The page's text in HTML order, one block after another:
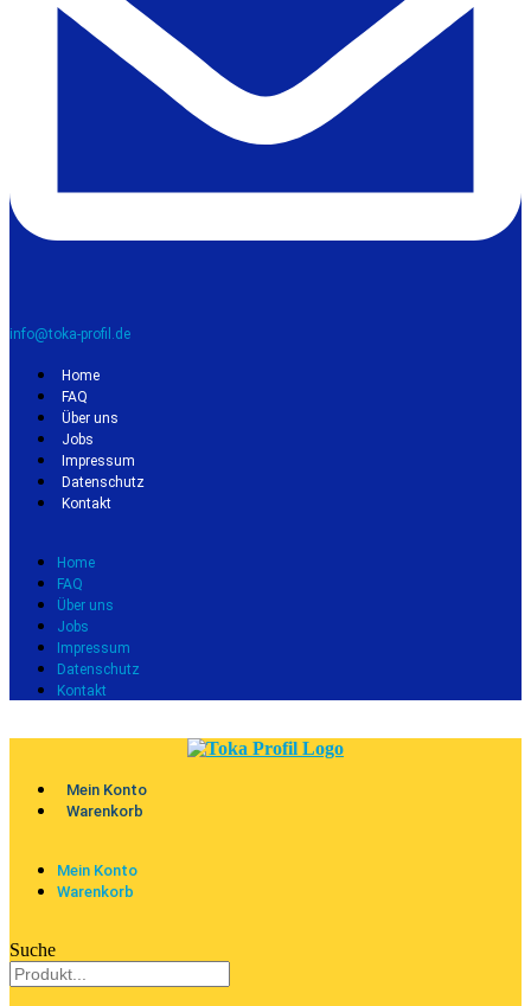
info@toka-profil.de
Home
FAQ
Über uns
Jobs
Impressum
Datenschutz
Kontakt
Home
FAQ
Über uns
Jobs
Impressum
Datenschutz
Kontakt
Mein Konto
Warenkorb
Mein Konto
Warenkorb
Suche